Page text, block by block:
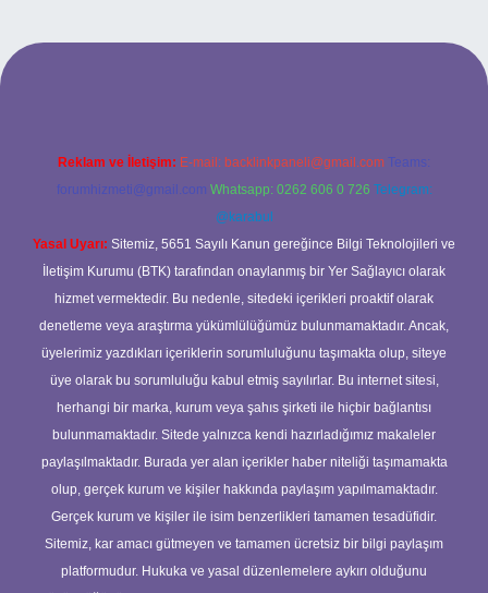
giriş
Reklam ve İletişim: E-mail: backlinkpaneli@gmail.com Teams:
forumhizmeti@gmail.com Whatsapp: 0262 606 0 726 Telegram:
@karabul
Yasal Uyarı: Sitemiz, 5651 Sayılı Kanun gereğince Bilgi Teknolojileri ve
İletişim Kurumu (BTK) tarafından onaylanmış bir Yer Sağlayıcı olarak
hizmet vermektedir. Bu nedenle, sitedeki içerikleri proaktif olarak
denetleme veya araştırma yükümlülüğümüz bulunmamaktadır. Ancak,
üyelerimiz yazdıkları içeriklerin sorumluluğunu taşımakta olup, siteye
üye olarak bu sorumluluğu kabul etmiş sayılırlar. Bu internet sitesi,
herhangi bir marka, kurum veya şahıs şirketi ile hiçbir bağlantısı
bulunmamaktadır. Sitede yalnızca kendi hazırladığımız makaleler
paylaşılmaktadır. Burada yer alan içerikler haber niteliği taşımamakta
olup, gerçek kurum ve kişiler hakkında paylaşım yapılmamaktadır.
Gerçek kurum ve kişiler ile isim benzerlikleri tamamen tesadüfidir.
Sitemiz, kar amacı gütmeyen ve tamamen ücretsiz bir bilgi paylaşım
platformudur. Hukuka ve yasal düzenlemelere aykırı olduğunu